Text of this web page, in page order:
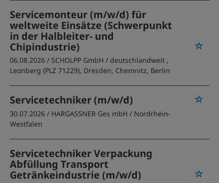
Servicemonteur (m/w/d) für
weltweite Einsätze (Schwerpunkt
in der Halbleiter- und
Chipindustrie)
06.08.2026 / SCHOLPP GmbH / deutschlandweit ,
Leonberg (PLZ 71229), Dresden, Chemnitz, Berlin
Servicetechniker (m/w/d)
30.07.2026 / HARGASSNER Ges mbH / Nordrhein-
Westfalen
Servicetechniker Verpackung
Abfüllung Transport
Getränkeindustrie (m/w/d)